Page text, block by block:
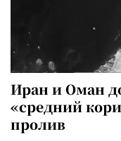
Иран и Оман
«средний
пролив